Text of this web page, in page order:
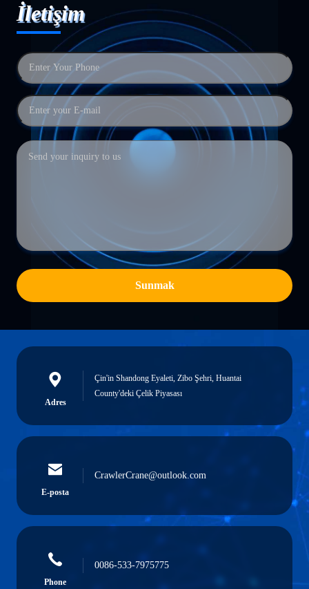
İletişim
Sunmak
Adres
Çin'in Shandong Eyaleti, Zibo Şehri, Huantai
County'deki Çelik Piyasası
E-posta
CrawlerCrane@outlook.com
Phone
0086-533-7975775